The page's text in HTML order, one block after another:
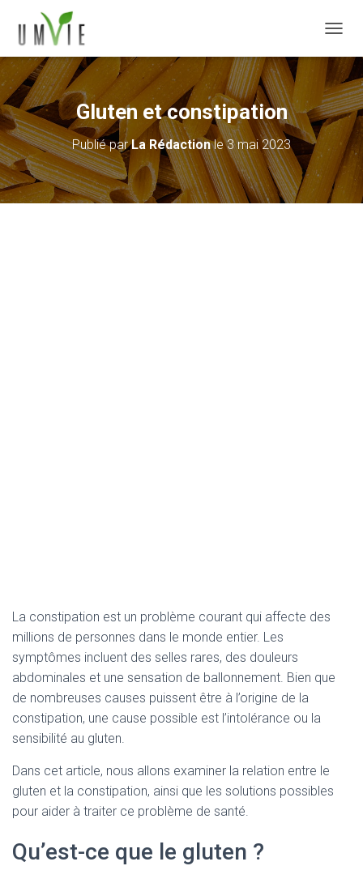
Gluten et constipation
Publié parLa Rédactionle3 mai 2023
La constipation est un problème courant qui affecte des
millions de personnes dans le monde entier. Les
symptômes incluent des selles rares, des douleurs
abdominales et une sensation de ballonnement. Bien que
de nombreuses causes puissent être à l’origine de la
constipation, une cause possible est l’intolérance ou la
sensibilité au gluten.
Dans cet article, nous allons examiner la relation entre le
gluten et la constipation, ainsi que les solutions possibles
pour aider à traiter ce problème de santé.
Qu’est-ce que le gluten ?